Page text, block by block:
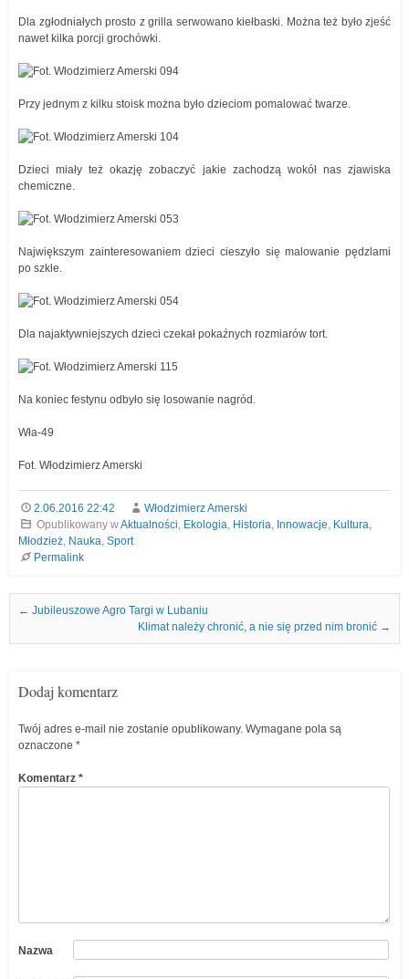
Dla zgłodniałych prosto z grilla serwowano kiełbaski. Można też było zjeść
nawet kilka porcji grochówki.
Przy jednym z kilku stoisk można było dzieciom pomalować twarze.
Dzieci miały też okazję zobaczyć jakie zachodzą wokół nas zjawiska
chemiczne.
Największym zainteresowaniem dzieci cieszyło się malowanie pędzlami
po szkle.
Dla najaktywniejszych dzieci czekał pokaźnych rozmiarów tort.
Na koniec festynu odbyło się losowanie nagród.
Wła-49
Fot. Włodzimierz Amerski
2.06.2016 22:42
Włodzimierz Amerski
Opublikowany wAktualności, Ekologia, Historia, Innowacje, Kultura,
Młodzież, Nauka, Sport
Permalink
Nawigacja we wpisach
← Jubileuszowe Agro Targi w Lubaniu
Klimat należy chronić, a nie się przed nim bronić →
Dodaj komentarz
Twój adres e-mail nie zostanie opublikowany. Wymagane pola są
oznaczone *
Komentarz *
Nazwa